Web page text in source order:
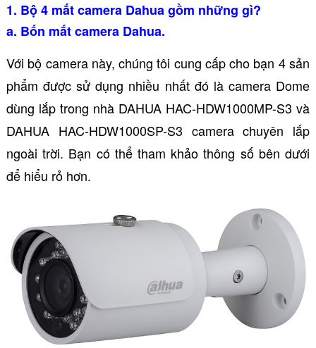
1. Bộ 4 mắt camera Dahua gồm những gì?
a. Bốn mắt camera Dahua.
Với bộ camera này, chúng tôi cung cấp cho bạn 4 sản
phẩm được sử dụng nhiều nhất đó là camera Dome
dùng lắp trong nhà DAHUA HAC-HDW1000MP-S3 và
DAHUA HAC-HDW1000SP-S3 camera chuyên lắp
ngoài trời. Bạn có thể tham khảo thông số bên dưới
để hiểu rỏ hơn.